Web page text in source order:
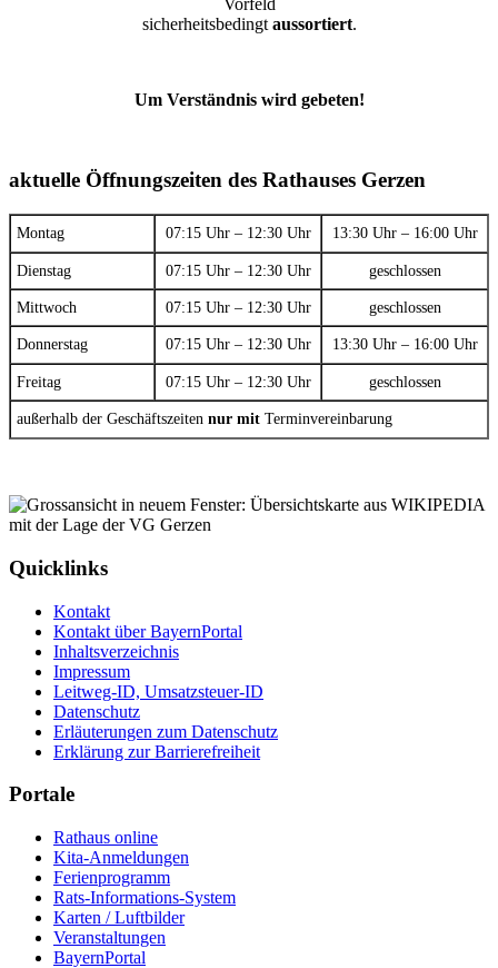
sicherheitsbedingt aussortiert.
Um Verständnis wird gebeten!
aktuelle Öffnungszeiten des Rathauses Gerzen
Montag 07:15 Uhr – 12:30 Uhr 13:30 Uhr – 16:00 Uhr
Dienstag 07:15 Uhr – 12:30 Uhr geschlossen
Mittwoch 07:15 Uhr – 12:30 Uhr geschlossen
Donnerstag 07:15 Uhr – 12:30 Uhr 13:30 Uhr – 16:00 Uhr
Freitag 07:15 Uhr – 12:30 Uhr geschlossen
außerhalb der Geschäftszeiten nur mit Terminvereinbarung
Quicklinks
Kontakt
Kontakt über BayernPortal
Inhaltsverzeichnis
Impressum
Leitweg-ID, Umsatzsteuer-ID
Datenschutz
Erläuterungen zum Datenschutz
Erklärung zur Barrierefreiheit
Portale
Rathaus online
Kita-Anmeldungen
Ferienprogramm
Rats-Informations-System
Karten / Luftbilder
Veranstaltungen
BayernPortal